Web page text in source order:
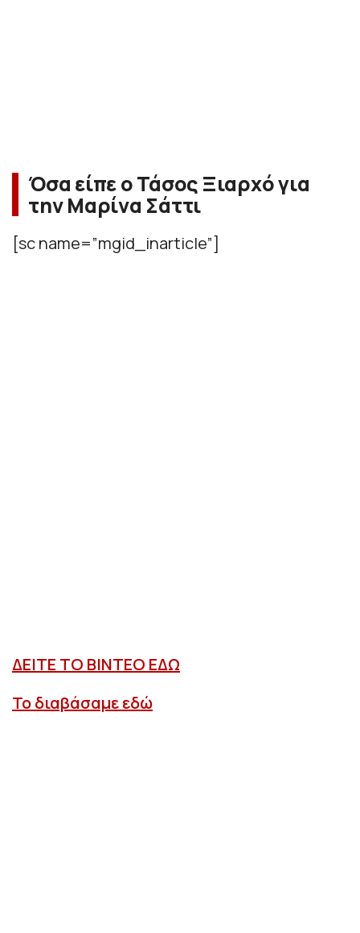
Όσα είπε ο Τάσος Ξιαρχό για
την Μαρίνα Σάττι
[sc name=”mgid_inarticle”]
ΔΕΙΤΕ ΤΟ ΒΙΝΤΕΟ ΕΔΩ
Το διαβάσαμε εδώ